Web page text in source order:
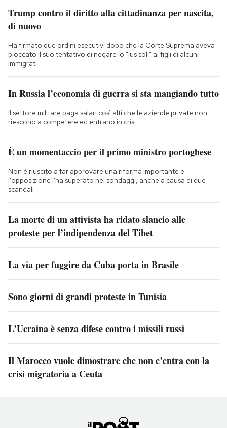
Trump contro il diritto alla cittadinanza per nascita,
di nuovo
Ha firmato due ordini esecutivi dopo che la Corte Suprema aveva
bloccato il suo tentativo di negare lo "ius soli" ai figli di alcuni
immigrati
In Russia l’economia di guerra si sta mangiando tutto
Il settore militare paga salari così alti che le aziende private non
riescono a competere ed entrano in crisi
È un momentaccio per il primo ministro portoghese
Non è riuscito a far approvare una riforma importante e
l'opposizione l'ha superato nei sondaggi, anche a causa di due
scandali
La morte di un attivista ha ridato slancio alle
proteste per l’indipendenza del Tibet
La via per fuggire da Cuba porta in Brasile
Sono giorni di grandi proteste in Tunisia
L’Ucraina è senza difese contro i missili russi
Il Marocco vuole dimostrare che non c’entra con la
crisi migratoria a Ceuta